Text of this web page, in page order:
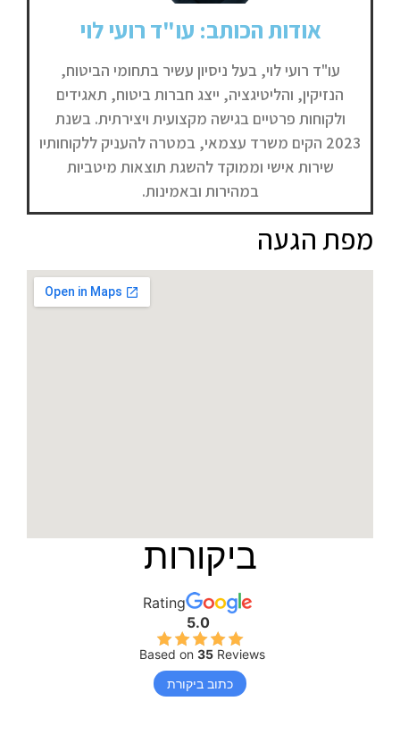
אודות הכותב: עו"ד רועי לוי
עו"ד רועי לוי, בעל ניסיון עשיר בתחומי הביטוח,
הנזיקין, והליטיגציה, ייצג חברות ביטוח, תאגידים
ולקוחות פרטיים בגישה מקצועית ויצירתית. בשנת
2023 הקים משרד עצמאי, במטרה להעניק ללקוחותיו
שירות אישי וממוקד להשגת תוצאות מיטביות
במהירות ובאמינות.
מפת הגעה
ביקורות
Rating
5.0
Based on 35 Reviews
כתוב ביקורת